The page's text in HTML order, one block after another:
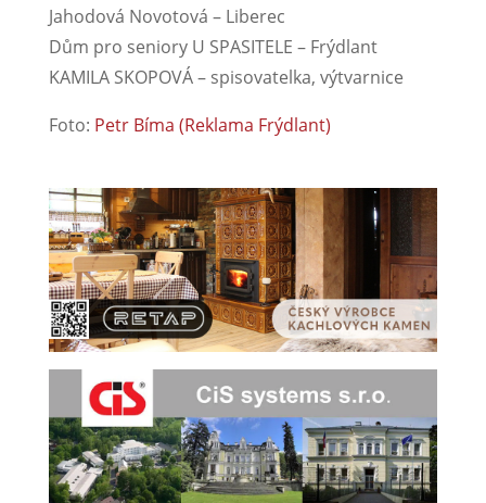
Jahodová Novotová – Liberec
Dům pro seniory U SPASITELE – Frýdlant
KAMILA SKOPOVÁ – spisovatelka, výtvarnice
Foto: Petr Bíma (Reklama Frýdlant)